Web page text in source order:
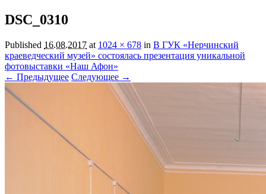
DSC_0310
Published 16.08.2017 at 1024 × 678 in В ГУК «Нерчинский
краеведческий музей» состоялась презентация уникальной
фотовыставки «Наш Афон»
← Предыдущее Следующее →